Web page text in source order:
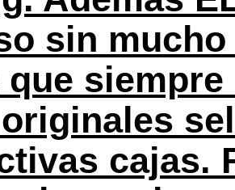
sin
originales
cajas.